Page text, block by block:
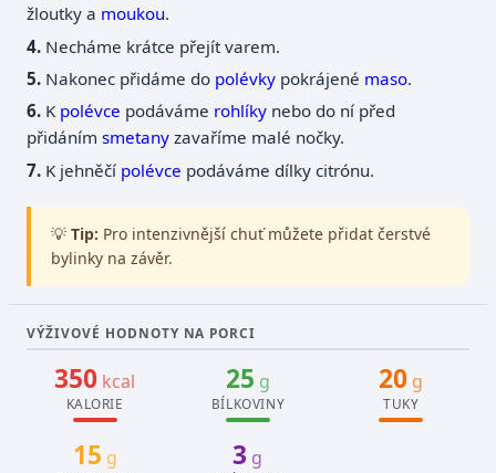
žloutky a moukou.
Necháme krátce přejít varem.
Nakonec přidáme do polévky pokrájené maso.
K polévce podáváme rohlíky nebo do ní před
přidánímsmetany zavaříme malé nočky.
K jehněčí polévce podáváme dílky citrónu.
💡 Tip: Pro intenzivnější chuť můžete přidat čerstvé
bylinky na závěr.
VÝŽIVOVÉ HODNOTY NA PORCI
350 kcal
KALORIE
25 g
BÍLKOVINY
20 g
TUKY
15 g 3 g